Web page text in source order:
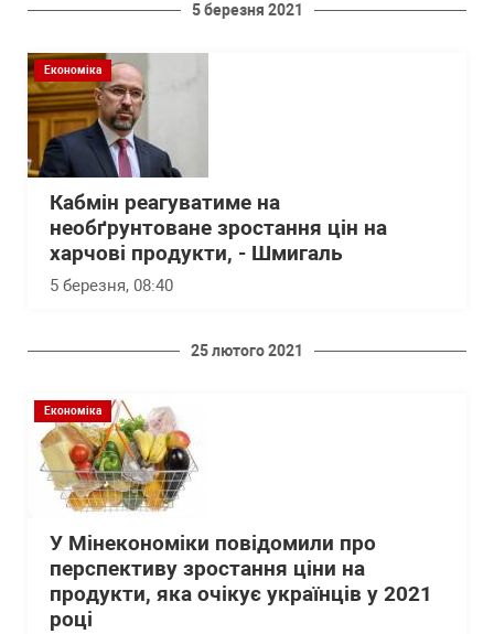
5 березня 2021
Економіка
Кабмін реагуватиме на
необґрунтоване зростання цін на
харчові продукти, - Шмигаль
5 березня, 08:40
25 лютого 2021
Економіка
У Мінекономіки повідомили про
перспективу зростання ціни на
продукти, яка очікує українців у 2021
році